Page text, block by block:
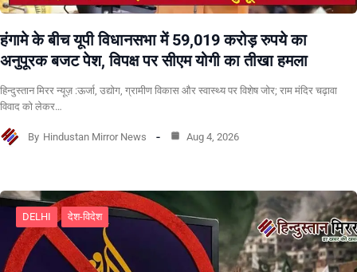
हंगामे के बीच यूपी विधानसभा में 59,019 करोड़ रुपये का
अनुपूरक बजट पेश, विपक्ष पर सीएम योगी का तीखा हमला
हिन्दुस्तान मिरर न्यूज़ :ऊर्जा, उद्योग, ग्रामीण विकास और स्वास्थ्य पर विशेष जोर; राम मंदिर चढ़ावा
विवाद को लेकर…
By Hindustan Mirror News Aug 4, 2026
DELHI देश-विदेश